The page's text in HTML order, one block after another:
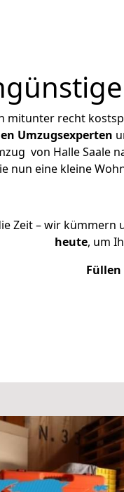
mitunter recht
Umzugsexperten
von Halle Saale
nun eine kleine
Zeit – wir
heute, um